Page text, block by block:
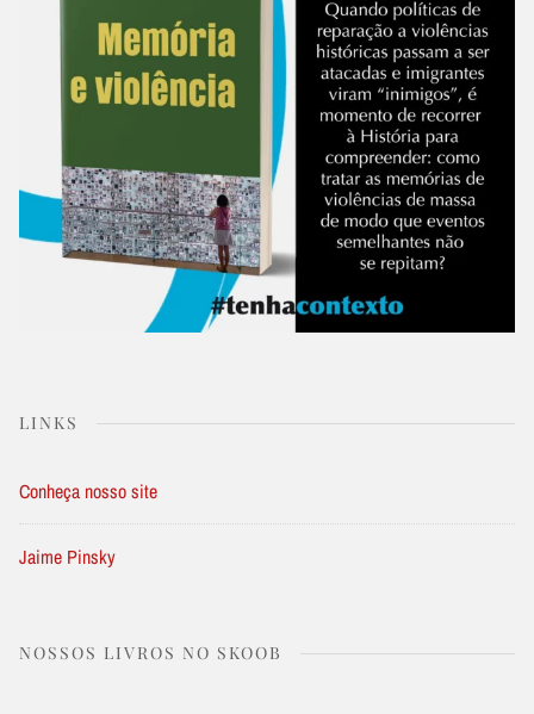
LINKS
Conheça nosso site
Jaime Pinsky
NOSSOS LIVROS NO SKOOB